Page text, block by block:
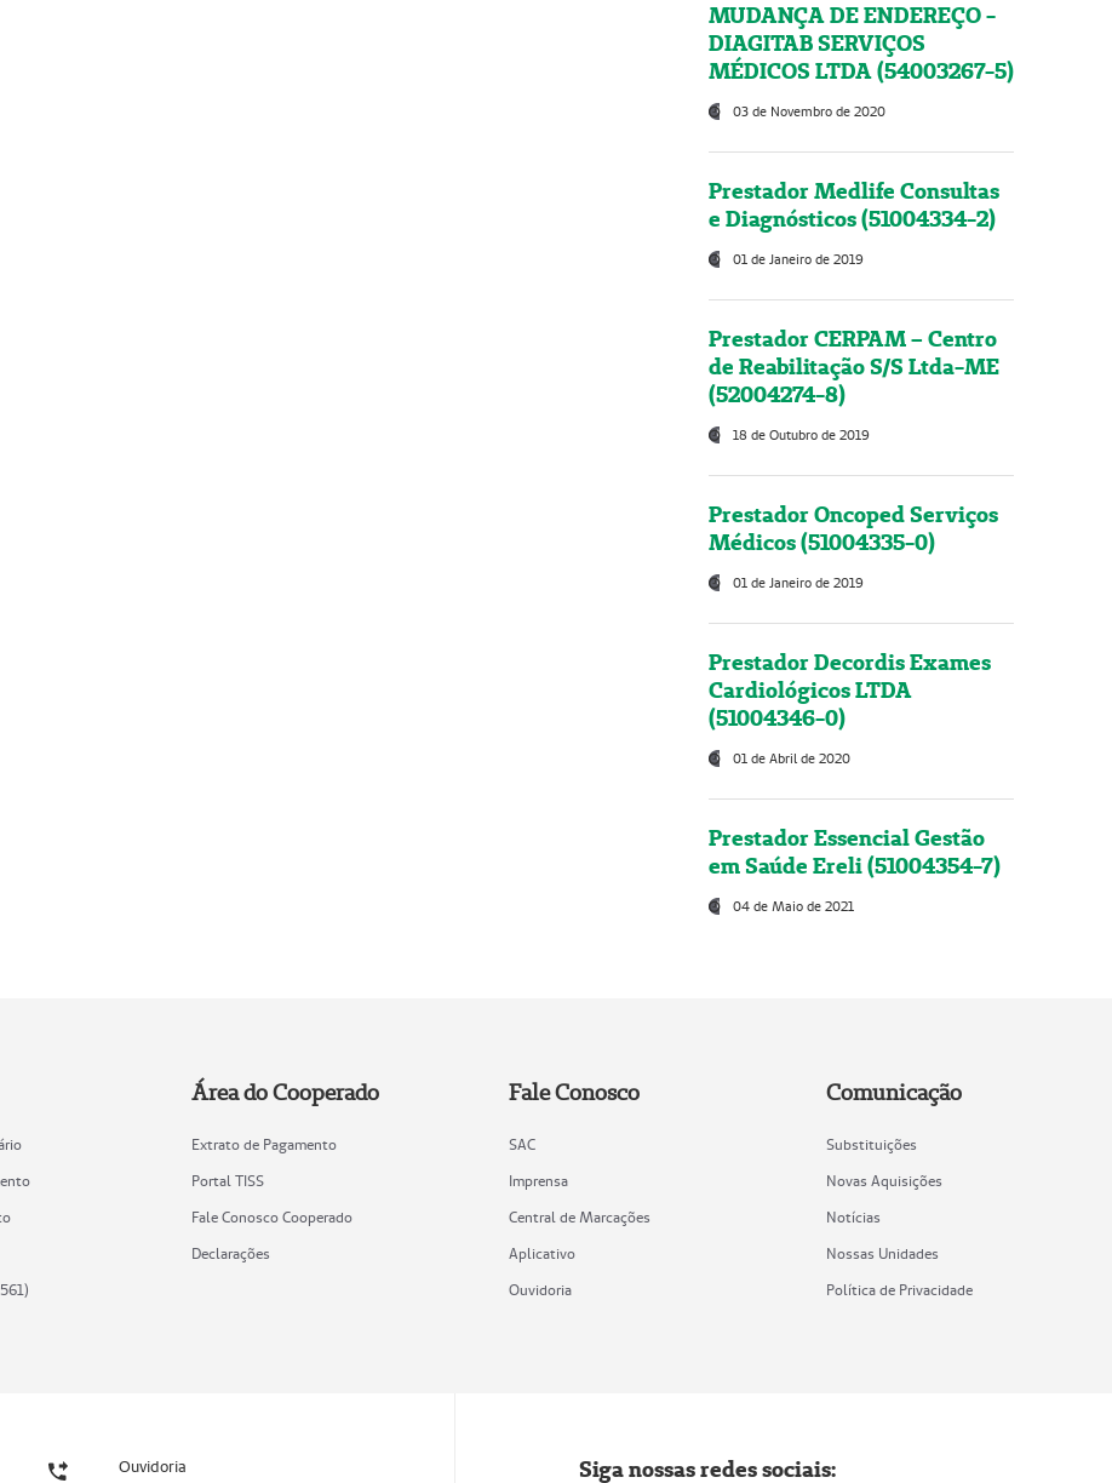
MUDANÇA DE ENDEREÇO -
DIAGITAB SERVIÇOS
MÉDICOS LTDA (54003267-5)
03 de Novembro de 2020
Prestador Medlife Consultas
e Diagnósticos (51004334-2)
01 de Janeiro de 2019
Prestador CERPAM – Centro
de Reabilitação S/S Ltda-ME
(52004274-8)
18 de Outubro de 2019
Prestador Oncoped Serviços
Médicos (51004335-0)
01 de Janeiro de 2019
Prestador Decordis Exames
Cardiológicos LTDA
(51004346-0)
01 de Abril de 2020
Prestador Essencial Gestão
em Saúde Ereli (51004354-7)
04 de Maio de 2021
Área do Cooperado
Extrato de Pagamento
Portal TISS
Fale Conosco Cooperado
Declarações
Fale Conosco
SAC
Imprensa
Central de Marcações
Aplicativo
Ouvidoria
Comunicação
Substituições
Novas Aquisições
Notícias
Nossas Unidades
Política de Privacidade
Ouvidoria Siga nossas redes sociais: